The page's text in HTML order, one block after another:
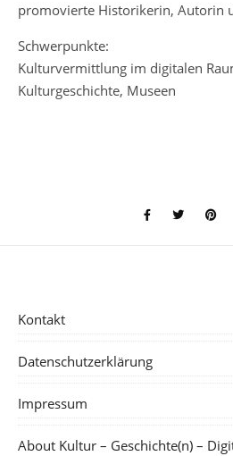
promovierte Historikerin, Autorin
Schwerpunkte:
Kulturvermittlung im digitalen
Kulturgeschichte, Museen
Kontakt
Datenschutzerklärung
Impressum
About Kultur – Geschichte(n) –